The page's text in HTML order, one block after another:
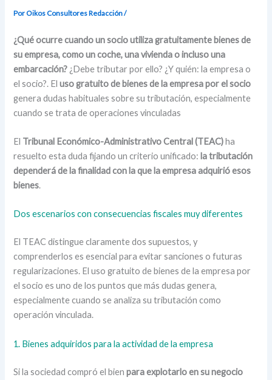
Por Oikos ConsultoresRedacción/
¿Qué ocurre cuando un socio utiliza gratuitamente bienes de
su empresa, como un coche, una vivienda o incluso una
embarcación? ¿Debe tributar por ello? ¿Y quién: la empresa o
el socio?. Eluso gratuito de bienes de la empresa por el socio
genera dudas habituales sobre su tributación, especialmente
cuando se trata de operaciones vinculadas
El Tribunal Económico-Administrativo Central (TEAC)ha
resuelto esta duda fijando un criterio unificado: la tributación
dependerá de la finalidad con la que la empresa adquirió esos
bienes.
Dos escenarios con consecuencias fiscales muy diferentes
El TEAC distingue claramente dos supuestos, y
comprenderlos es esencial para evitar sanciones o futuras
regularizaciones. El uso gratuito de bienes de la empresa por
el socio es uno de los puntos que más dudas genera,
especialmente cuando se analiza su tributación como
operación vinculada.
1. Bienes adquiridos para la actividad de la empresa
Si la sociedad compró el bienpara explotarlo en su negocio